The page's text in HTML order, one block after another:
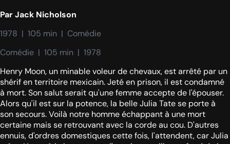
ParJack Nicholson
1978  |  105 min  |  Comédie
Comédie  |  105 min  |  1978
Henry Moon, un minable voleur de chevaux, est arrêté par un
shérif en territoire mexicain. Jeté en prison, il est condamné
à mort. Son salut serait qu'une femme accepte de l'épouser.
Alors qu'il est sur la potence, la belle Julia Tate se porte à
son secours. Voilà notre homme échappant à une mort
certaine mais se retrouvant avec la corde au cou. D'autres
ennuis, d'ordres domestiques cette fois, l'attendent, car Julia